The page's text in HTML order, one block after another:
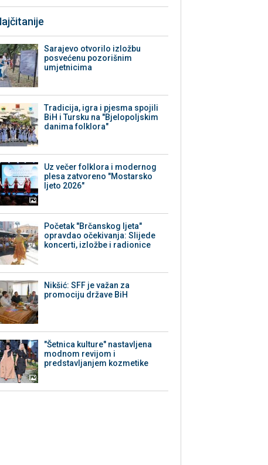
Sarajevo otvorilo izložbu
posvećenu pozorišnim
umjetnicima
Tradicija, igra i pjesma spojili
BiH i Tursku na "Bjelopoljskim
danima folklora"
Uz večer folklora i modernog
plesa zatvoreno "Mostarsko
ljeto 2026"
Početak "Brčanskog ljeta"
opravdao očekivanja: Slijede
koncerti, izložbe i radionice
Nikšić: SFF je važan za
promociju države BiH
"Šetnica kulture" nastavljena
modnom revijom i
predstavljanjem kozmetike